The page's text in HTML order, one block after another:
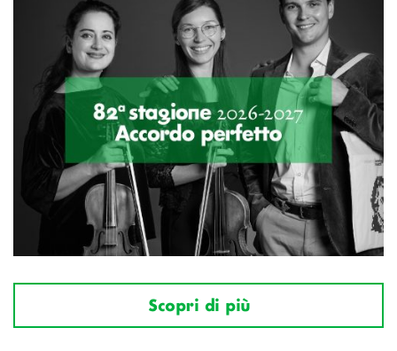
Scopri di più